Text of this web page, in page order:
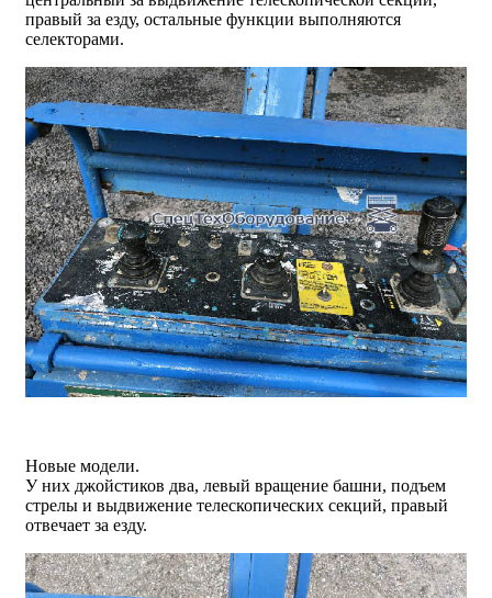
правый за езду, остальные функции выполняются
селекторами.
Новые модели.
У них джойстиков два, левый вращение башни, подъем
стрелы и выдвижение телескопических секций, правый
отвечает за езду.